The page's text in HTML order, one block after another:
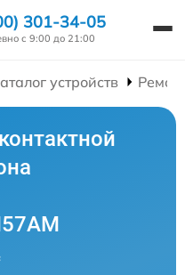
301-34-05
с 9:00 до 21:00
устройств